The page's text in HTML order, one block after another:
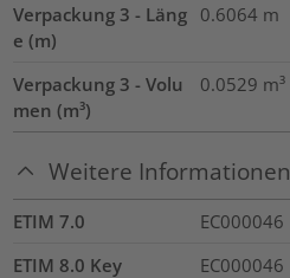
Verpackung 3 - Läng
e (m)
0.6064 m
Verpackung 3 - Volu
men (m³)
0.0529 m³
Weitere Informationen
ETIM 7.0
EC000046
ETIM 8.0 Key
EC000046